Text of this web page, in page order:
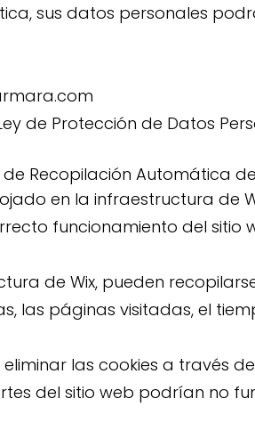
sus datos personales
de Protección de Datos
de Recopilación Automática
en la infraestructura de
funcionamiento del sitio
de Wix, pueden
las páginas visitadas, el
las cookies a través
del sitio web podrían no